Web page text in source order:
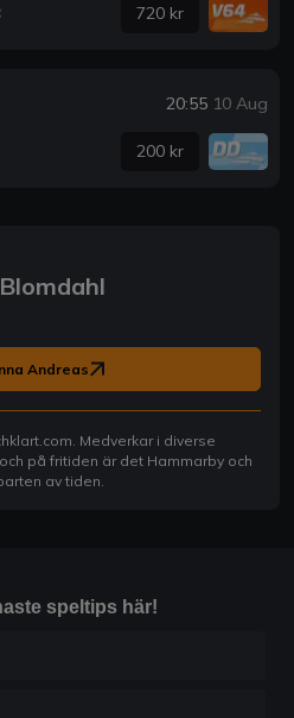
720 kr
20:55 10 Aug
200 kr
Andreas
Medverkar i diverse
på fritiden är det Hammarby och
av tiden.
speltips här!